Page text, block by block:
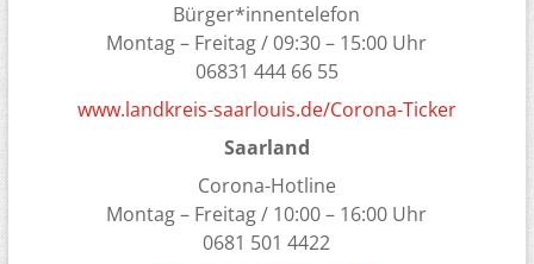
Bürger*innentelefon
Montag – Freitag / 09:30 – 15:00 Uhr
06831 444 66 55
www.landkreis-saarlouis.de/Corona-Ticker
Saarland
Corona-Hotline
Montag – Freitag / 10:00 – 16:00 Uhr
0681 501 4422